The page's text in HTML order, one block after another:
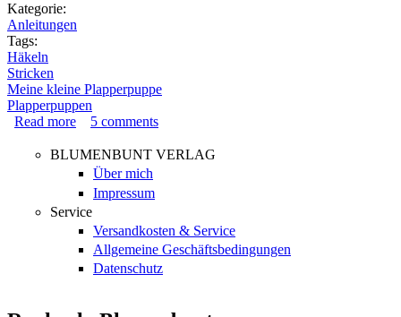
Kategorie:
Anleitungen
Tags:
Häkeln
Stricken
Meine kleine Plapperpuppe
Plapperpuppen
Read more about Es wird gedruckt!
5 comments
BLUMENBUNT VERLAG
Über mich
Impressum
Service
Versandkosten & Service
Allgemeine Geschäftsbedingungen
Datenschutz